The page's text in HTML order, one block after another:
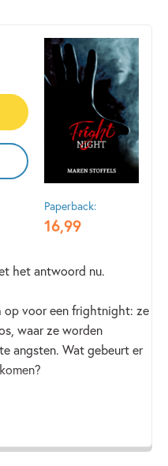
Paperback:
16,99
het antwoord nu.
op voor een frightnight: ze
waar ze worden
angsten. Wat gebeurt er